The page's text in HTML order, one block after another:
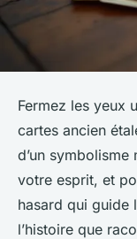
Fermez les yeux
cartes ancien
d’un
votre esprit, et
hasard qui guide
l’histoire que